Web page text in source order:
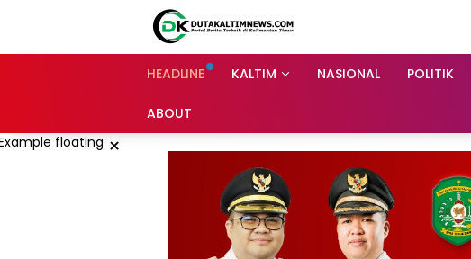
HEADLINE KALTIM NASIONAL POLITIK
ABOUT
×